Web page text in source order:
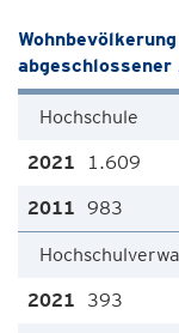
abgeschlossener
Hochschule
1.609
983
393